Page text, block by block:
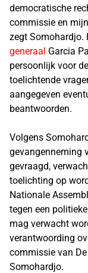
democratische
commissie en
zegt Somohardjo.
generaal Garcia
persoonlijk voor
toelichtende
aangegeven
beantwoorden.
Volgens
gevangenneming
gevraagd,
toelichting op
Nationale
tegen een
mag verwacht
verantwoording
commissie van
Somohardjo.